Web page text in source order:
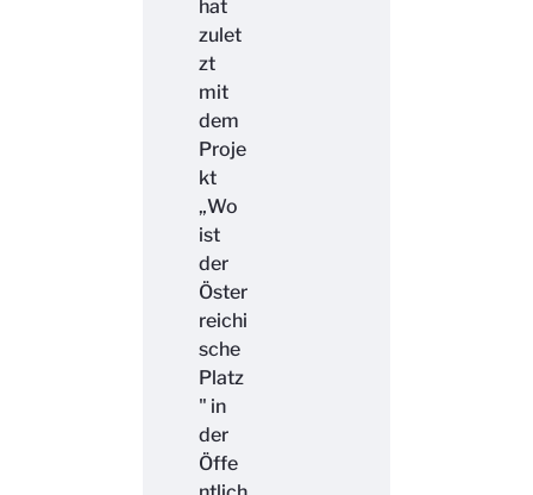
hat
zulet
zt
mit
dem
Proje
kt
„Wo
ist
der
Öster
reichi
sche
Platz
" in
der
Öffe